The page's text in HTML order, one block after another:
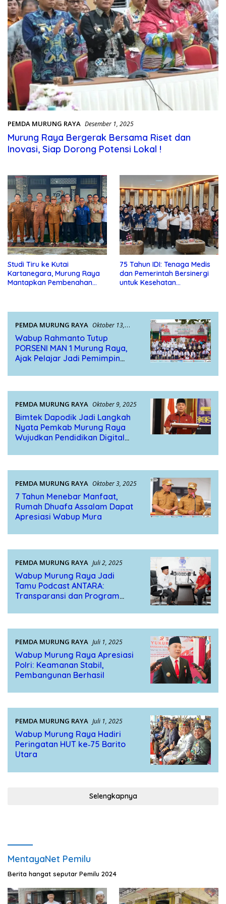
PEMDA MURUNG RAYA Desember 1, 2025
Murung Raya Bergerak Bersama Riset dan
Inovasi, Siap Dorong Potensi Lokal !
Studi Tiru ke Kutai
Kartanegara, Murung Raya
Mantapkan Pembenahan
75 Tahun IDI: Tenaga Medis
dan Pemerintah Bersinergi
untuk Kesehatan
PEMDA MURUNG RAYA Oktober 13,
2025
Wabup Rahmanto Tutup
PORSENI MAN 1 Murung Raya,
Ajak Pelajar Jadi Pemimpin
PEMDA MURUNG RAYA Oktober 9, 2025
Bimtek Dapodik Jadi Langkah
Nyata Pemkab Murung Raya
Wujudkan Pendidikan Digital
PEMDA MURUNG RAYA Oktober 3, 2025
7 Tahun Menebar Manfaat,
Rumah Dhuafa Assalam Dapat
Apresiasi Wabup Mura
PEMDA MURUNG RAYA Juli 2, 2025
Wabup Murung Raya Jadi
Tamu Podcast ANTARA:
Transparansi dan Program
PEMDA MURUNG RAYA Juli 1, 2025
Wabup Murung Raya Apresiasi
Polri: Keamanan Stabil,
Pembangunan Berhasil
PEMDA MURUNG RAYA Juli 1, 2025
Wabup Murung Raya Hadiri
Peringatan HUT ke‑75 Barito
Utara
Selengkapnya
MentayaNet Pemilu
Berita hangat seputar Pemilu 2024